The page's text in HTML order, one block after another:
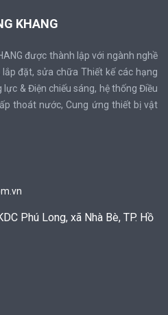
KHANG
được thành lập với ngành nghề
đặt, sửa chữa Thiết kế các hạng
& Điện chiếu sáng, hệ thống Điều
thoát nước, Cung ứng thiết bị vật
Phú Long, xã Nhà Bè, TP. Hồ